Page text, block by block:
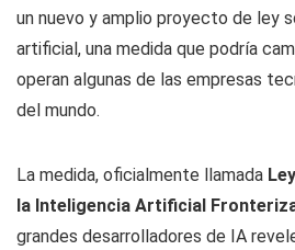
un nuevo y amplio proyecto de ley
artificial, una medida que podría
operan algunas de las empresas
del mundo.
La medida, oficialmente llamada
la Inteligencia Artificial
grandes desarrolladores de IA